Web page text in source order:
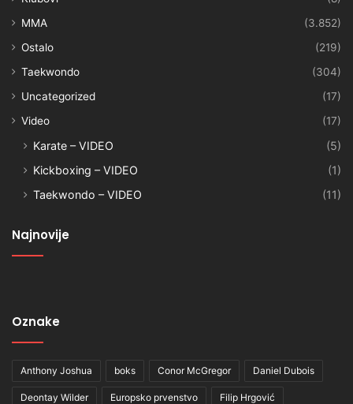
MMA
(3.852)
Ostalo
(219)
Taekwondo
(304)
Uncategorized
(17)
Video
(17)
Karate – VIDEO
(5)
Kickboxing – VIDEO
(1)
Taekwondo – VIDEO
(11)
Najnovije
Oznake
Anthony Joshua boks Conor McGregor Daniel Dubois
Deontay Wilder Europsko prvenstvo Filip Hrgović